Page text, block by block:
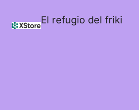
El refugio del friki